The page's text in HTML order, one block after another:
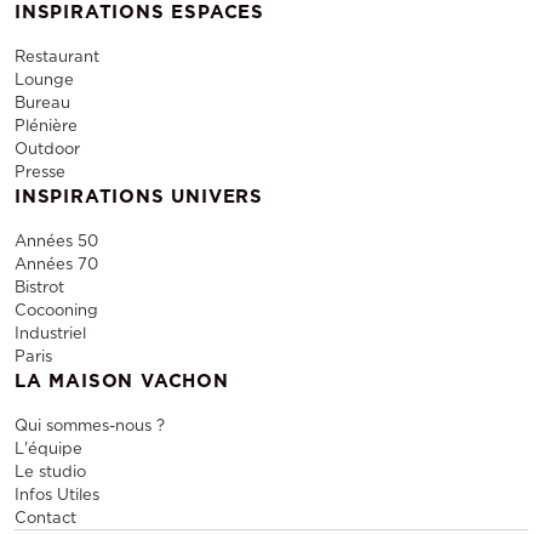
INSPIRATIONS ESPACES
Restaurant
Lounge
Bureau
Plénière
Outdoor
Presse
INSPIRATIONS UNIVERS
Années 50
Années 70
Bistrot
Cocooning
Industriel
Paris
LA MAISON VACHON
Qui sommes-nous ?
L'équipe
Le studio
Infos Utiles
Contact